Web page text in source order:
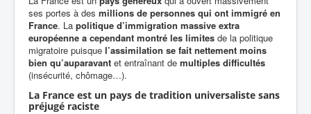
ses portes à des millions de personnes qui ont immigré en
France. La politique d’immigration massive extra
européenne a cependant montré les limites de la politique
migratoire puisque l’assimilation se fait nettement moins
bien qu’auparavant et entraînant de multiples difficultés
(insécurité, chômage…).
La France est un pays de tradition universaliste sans
préjugé raciste